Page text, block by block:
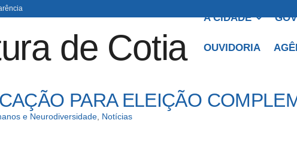
A CIDADE
OUVIDORIA
PARA ELEIÇÃO
e Neurodiversidade Notícias